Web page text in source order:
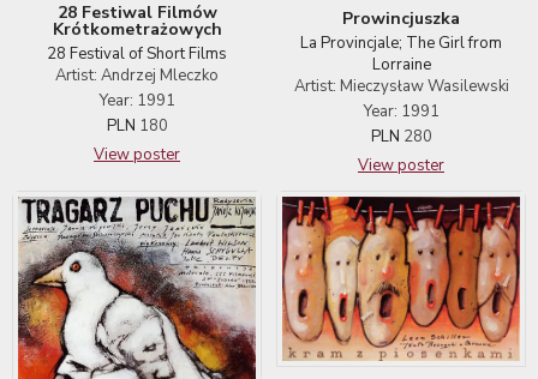
28 Festiwal Filmów
Krótkometrażowych
28 Festival of Short Films
Artist: Andrzej Mleczko
Year: 1991
PLN 180
View poster
Prowincjuszka
La Provincjale; The Girl from
Lorraine
Artist: Mieczysław Wasilewski
Year: 1991
PLN 280
View poster